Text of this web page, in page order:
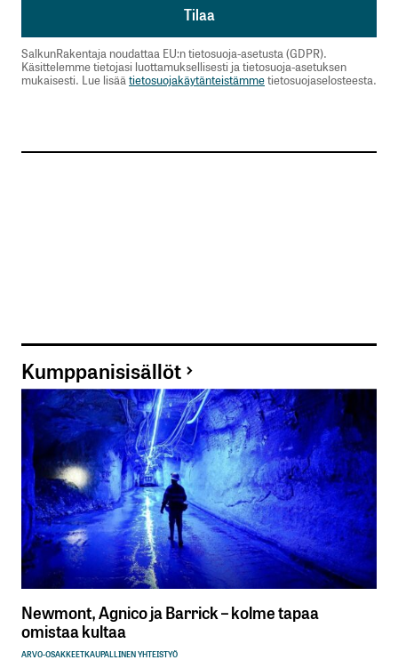
SalkunRakentaja noudattaa EU:n tietosuoja-asetusta (GDPR).
Käsittelemme tietojasi luottamuksellisesti ja tietosuoja-asetuksen
mukaisesti. Lue lisää tietosuojakäytänteistämmetietosuojaselosteesta.
Kumppanisisällöt
Newmont, Agnico ja Barrick – kolme tapaa
omistaa kultaa
ARVO-OSAKKEETKAUPALLINEN YHTEISTYÖ